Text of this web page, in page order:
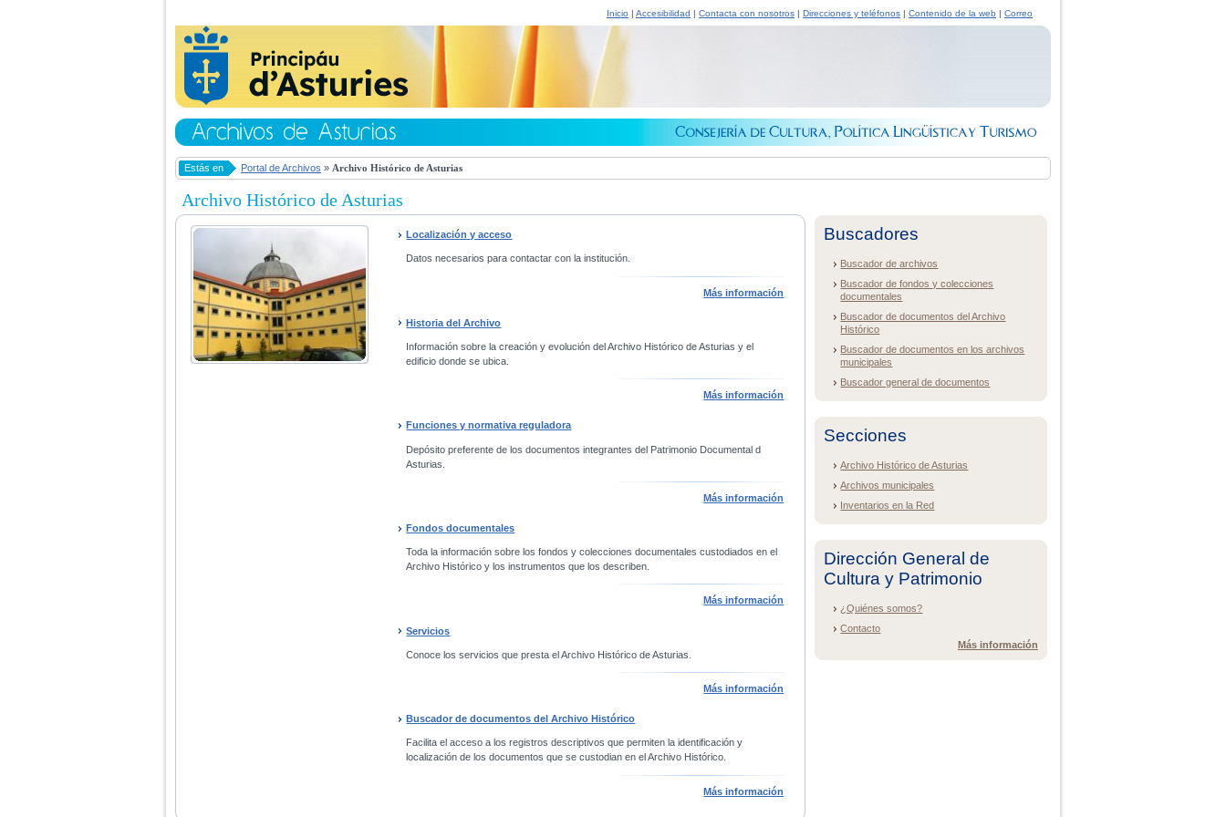
Inicio | Accesibilidad | Contacta con nosotros | Direcciones y teléfonos | Contenido de la web | Correo
Estás en Portal de Archivos » Archivo Histórico de Asturias
Archivo Histórico de Asturias
Localización y acceso
Datos necesarios para contactar con la institución.
Más información
Historia del Archivo
Información sobre la creación y evolución del Archivo Histórico de Asturias y el
edificio donde se ubica.
Más información
Funciones y normativa reguladora
Depósito preferente de los documentos integrantes del Patrimonio Documental d
Asturias.
Más información
Fondos documentales
Toda la información sobre los fondos y colecciones documentales custodiados en el
Archivo Histórico y los instrumentos que los describen.
Más información
Servicios
Conoce los servicios que presta el Archivo Histórico de Asturias.
Más información
Buscador de documentos del Archivo Histórico
Facilita el acceso a los registros descriptivos que permiten la identificación y
localización de los documentos que se custodian en el Archivo Histórico.
Más información
Buscadores
Buscador de archivos
Buscador de fondos y colecciones
documentales
Buscador de documentos del Archivo
Histórico
Buscador de documentos en los archivos
municipales
Buscador general de documentos
Secciones
Archivo Histórico de Asturias
Archivos municipales
Inventarios en la Red
Dirección General de
Cultura y Patrimonio
¿Quiénes somos?
Contacto
Más información